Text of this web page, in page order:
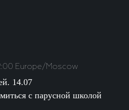
Europe/Moscow
14.07
с парусной школой